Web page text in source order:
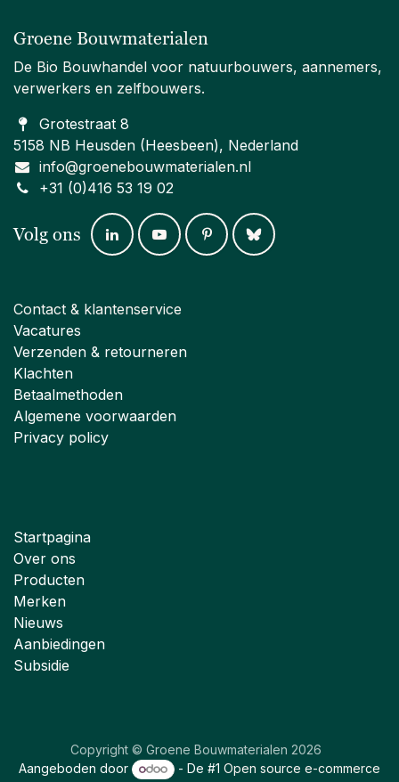
Groene Bouwmaterialen
De Bio Bouwhandel voor natuurbouwers, aannemers,
verwerkers en zelfbouwers.
Grotestraat 8
5158 NB Heusden (Heesbeen), Nederland
info@groenebouwmaterialen.nl
+31 (0)416 53 19 02
Volg ons
Contact & klantenservice
Vacatures
Verzenden & retourneren
Klachten
Betaalmethoden
Algemene voorwaarden
Privacy policy
Startpagina
Over ons
Producten
Merken
Nieuws
Aanbiedingen
Subsidie
Copyright © Groene Bouwmaterialen 2026
Aangeboden door
- De #1Open source e-commerce